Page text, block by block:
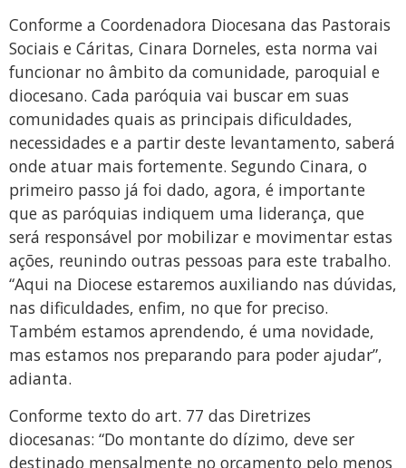
Conforme a Coordenadora Diocesana das Pastorais
Sociais e Cáritas, Cinara Dorneles, esta norma vai
funcionar no âmbito da comunidade, paroquial e
diocesano. Cada paróquia vai buscar em suas
comunidades quais as principais dificuldades,
necessidades e a partir deste levantamento, saberá
onde atuar mais fortemente. Segundo Cinara, o
primeiro passo já foi dado, agora, é importante
que as paróquias indiquem uma liderança, que
será responsável por mobilizar e movimentar estas
ações, reunindo outras pessoas para este trabalho.
“Aqui na Diocese estaremos auxiliando nas dúvidas,
nas dificuldades, enfim, no que for preciso.
Também estamos aprendendo, é uma novidade,
mas estamos nos preparando para poder ajudar”,
adianta.
Conforme texto do art. 77 das Diretrizes
diocesanas: “Do montante do dízimo, deve ser
destinado mensalmente no orçamento pelo menos